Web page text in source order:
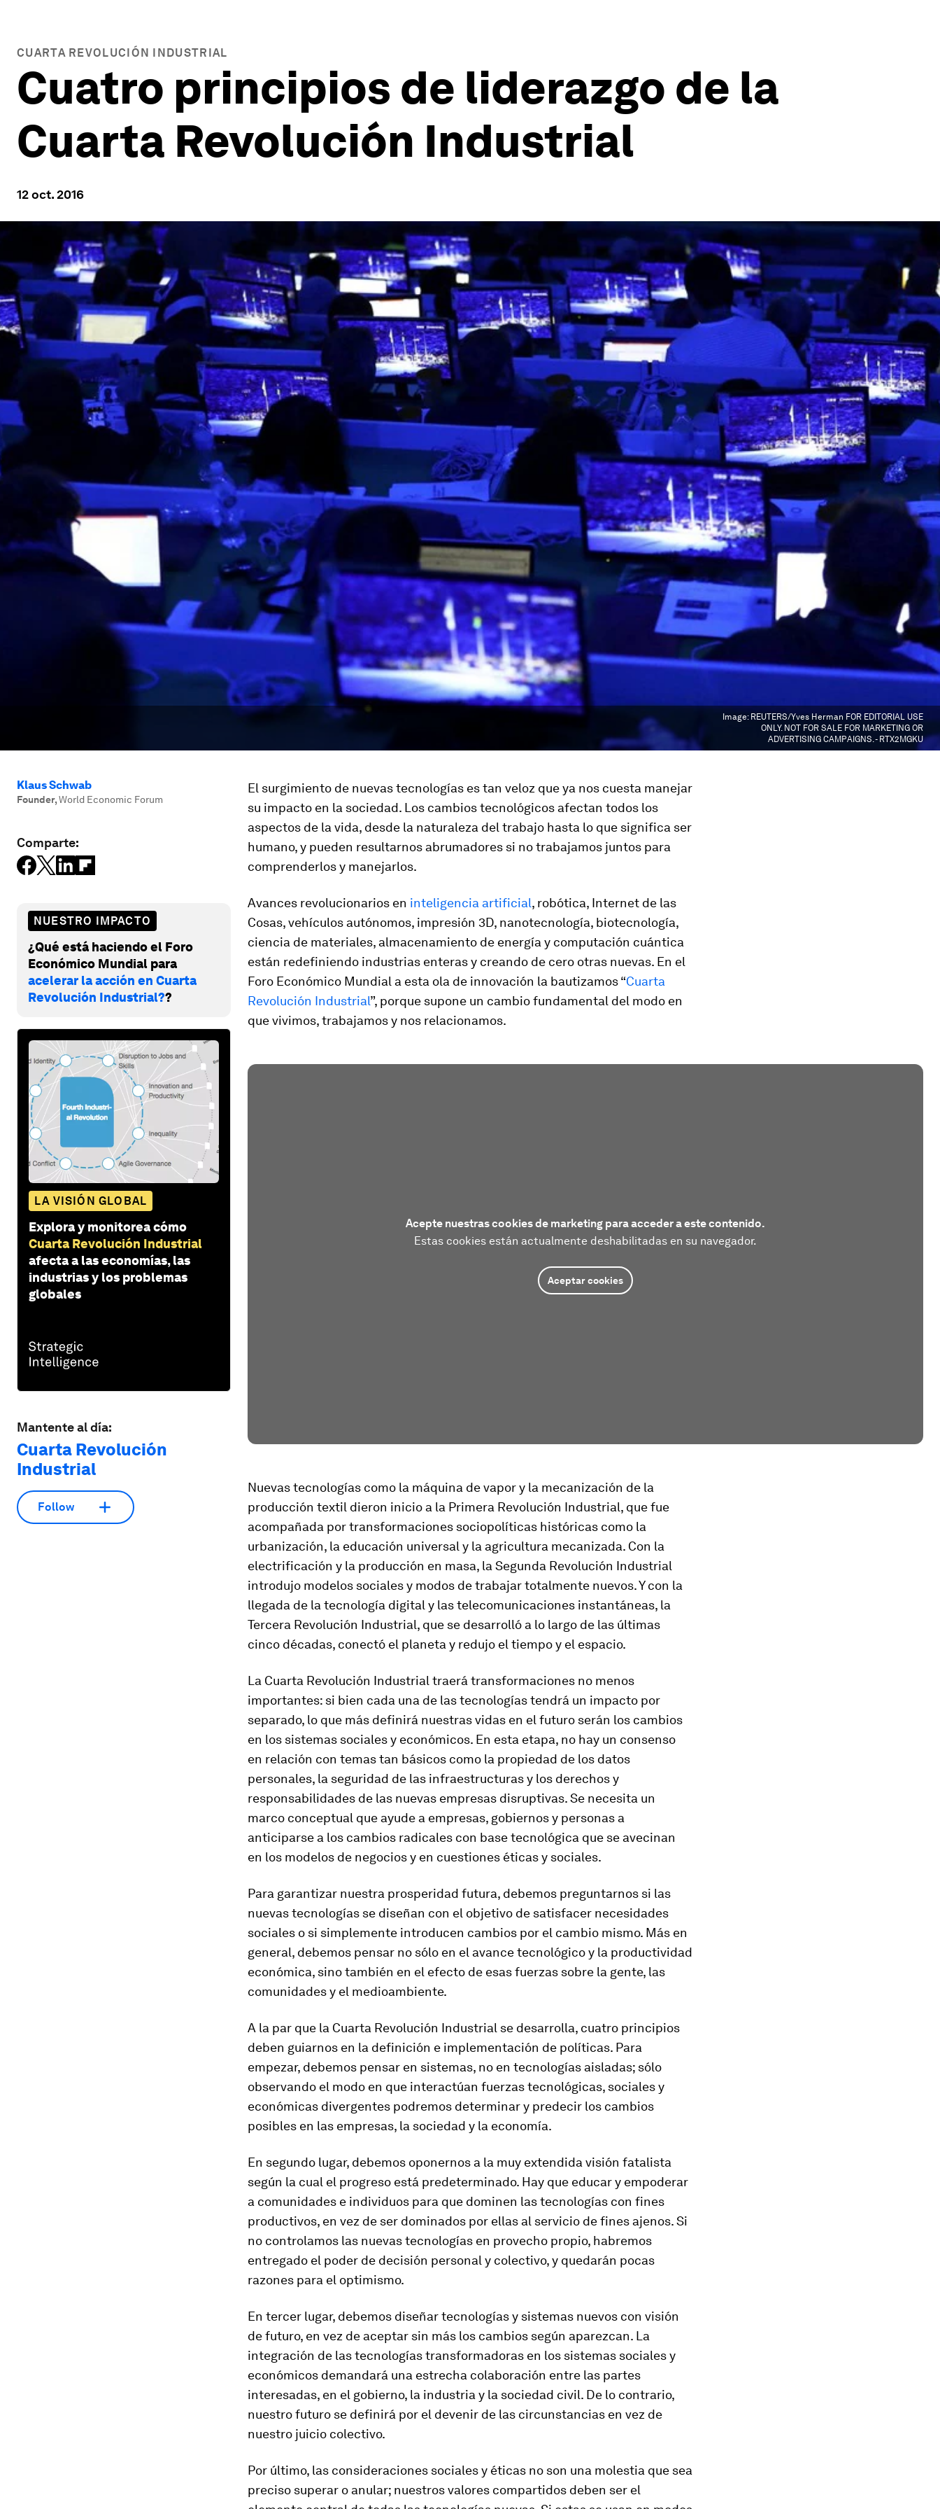
CUARTA REVOLUCIÓN INDUSTRIAL
Cuatro principios de liderazgo de la
Cuarta Revolución Industrial
12 oct. 2016
Image: REUTERS/Yves Herman FOR EDITORIAL USE
ONLY. NOT FOR SALE FOR MARKETING OR
ADVERTISING CAMPAIGNS. - RTX2MGKU
Klaus Schwab
Founder,World Economic Forum
Comparte:
NUESTRO IMPACTO
¿Qué está haciendo el Foro
Económico Mundial para
acelerar la acción en Cuarta
Revolución Industrial??
LA VISIÓN GLOBAL
Explora y monitorea cómo
Cuarta Revolución Industrial
afecta a las economías, las
industrias y los problemas
globales
Mantente al día:
Cuarta Revolución
Industrial
Follow
El surgimiento de nuevas tecnologías es tan veloz que ya nos cuesta manejar
su impacto en la sociedad. Los cambios tecnológicos afectan todos los
aspectos de la vida, desde la naturaleza del trabajo hasta lo que significa ser
humano, y pueden resultarnos abrumadores si no trabajamos juntos para
comprenderlos y manejarlos.
Avances revolucionarios en inteligencia artificial, robótica, Internet de las
Cosas, vehículos autónomos, impresión 3D, nanotecnología, biotecnología,
ciencia de materiales, almacenamiento de energía y computación cuántica
están redefiniendo industrias enteras y creando de cero otras nuevas. En el
Foro Económico Mundial a esta ola de innovación la bautizamos “Cuarta
Revolución Industrial”, porque supone un cambio fundamental del modo en
que vivimos, trabajamos y nos relacionamos.
Acepte nuestras cookies de marketing para acceder a este contenido.
Estas cookies están actualmente deshabilitadas en su navegador.
Aceptar cookies
Nuevas tecnologías como la máquina de vapor y la mecanización de la
producción textil dieron inicio a la Primera Revolución Industrial, que fue
acompañada por transformaciones sociopolíticas históricas como la
urbanización, la educación universal y la agricultura mecanizada. Con la
electrificación y la producción en masa, la Segunda Revolución Industrial
introdujo modelos sociales y modos de trabajar totalmente nuevos. Y con la
llegada de la tecnología digital y las telecomunicaciones instantáneas, la
Tercera Revolución Industrial, que se desarrolló a lo largo de las últimas
cinco décadas, conectó el planeta y redujo el tiempo y el espacio.
La Cuarta Revolución Industrial traerá transformaciones no menos
importantes: si bien cada una de las tecnologías tendrá un impacto por
separado, lo que más definirá nuestras vidas en el futuro serán los cambios
en los sistemas sociales y económicos. En esta etapa, no hay un consenso
en relación con temas tan básicos como la propiedad de los datos
personales, la seguridad de las infraestructuras y los derechos y
responsabilidades de las nuevas empresas disruptivas. Se necesita un
marco conceptual que ayude a empresas, gobiernos y personas a
anticiparse a los cambios radicales con base tecnológica que se avecinan
en los modelos de negocios y en cuestiones éticas y sociales.
Para garantizar nuestra prosperidad futura, debemos preguntarnos si las
nuevas tecnologías se diseñan con el objetivo de satisfacer necesidades
sociales o si simplemente introducen cambios por el cambio mismo. Más en
general, debemos pensar no sólo en el avance tecnológico y la productividad
económica, sino también en el efecto de esas fuerzas sobre la gente, las
comunidades y el medioambiente.
A la par que la Cuarta Revolución Industrial se desarrolla, cuatro principios
deben guiarnos en la definición e implementación de políticas. Para
empezar, debemos pensar en sistemas, no en tecnologías aisladas; sólo
observando el modo en que interactúan fuerzas tecnológicas, sociales y
económicas divergentes podremos determinar y predecir los cambios
posibles en las empresas, la sociedad y la economía.
En segundo lugar, debemos oponernos a la muy extendida visión fatalista
según la cual el progreso está predeterminado. Hay que educar y empoderar
a comunidades e individuos para que dominen las tecnologías con fines
productivos, en vez de ser dominados por ellas al servicio de fines ajenos. Si
no controlamos las nuevas tecnologías en provecho propio, habremos
entregado el poder de decisión personal y colectivo, y quedarán pocas
razones para el optimismo.
En tercer lugar, debemos diseñar tecnologías y sistemas nuevos con visión
de futuro, en vez de aceptar sin más los cambios según aparezcan. La
integración de las tecnologías transformadoras en los sistemas sociales y
económicos demandará una estrecha colaboración entre las partes
interesadas, en el gobierno, la industria y la sociedad civil. De lo contrario,
nuestro futuro se definirá por el devenir de las circunstancias en vez de
nuestro juicio colectivo.
Por último, las consideraciones sociales y éticas no son una molestia que sea
preciso superar o anular; nuestros valores compartidos deben ser el